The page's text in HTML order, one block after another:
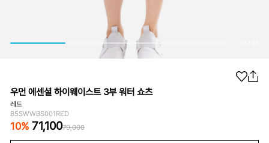
우먼 에센셜 하이웨이스트 3부 워터 쇼츠
레드
B5SWWBS001RED
10% 71,10079,000